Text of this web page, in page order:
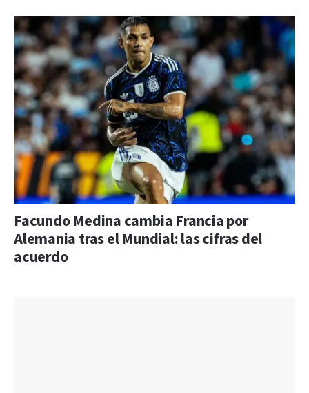
Facundo Medina cambia Francia por
Alemania tras el Mundial: las cifras del
acuerdo